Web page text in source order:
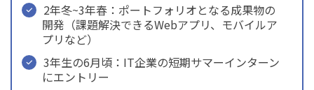
2年冬~3年春：ポートフォリオとなる成果物の
開発（課題解決できるWebアプリ、モバイルア
プリなど）
3年生の6月頃：IT企業の短期サマーインターン
にエントリー